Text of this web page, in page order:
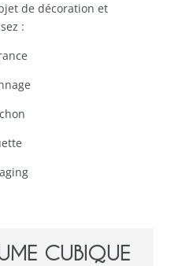
de décoration et
:
CUBIQUE